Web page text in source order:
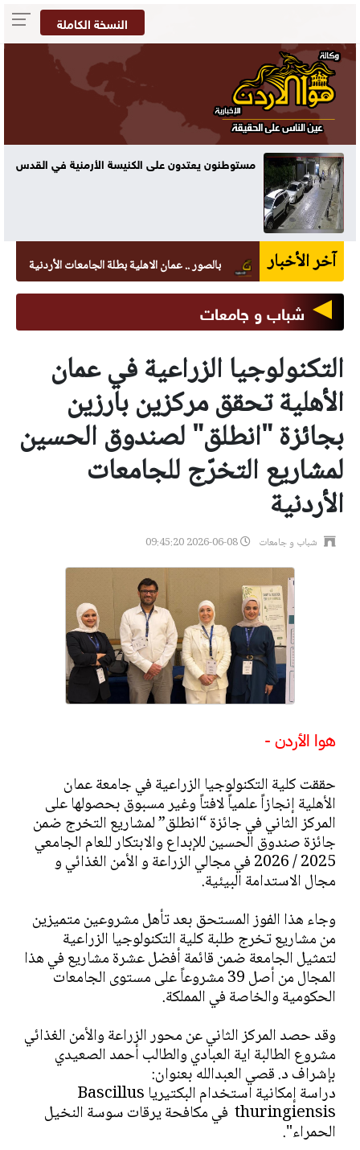
النسخة الكاملة
مستوطنون يعتدون على الكنيسة الأرمنية في القدس
آخر الأخبار بالصور .. عمان الاهلية بطلة الجامعات الأردنية في
شباب و جامعات
التكنولوجيا الزراعية في عمان
الأهلية تحقق مركزين بارزين
بجائزة "انطلق" لصندوق الحسين
لمشاريع التخرّج للجامعات
الأردنية
شباب و جامعات
هوا الأردن -
حققت كلية التكنولوجيا الزراعية في جامعة عمان
الأهلية إنجازاً علمياً لافتاً وغير مسبوق بحصولها على
المركز الثاني في جائزة “انطلق” لمشاريع التخرج ضمن
جائزة صندوق الحسين للإبداع والابتكار للعام الجامعي
2025 / 2026 في مجالي الزراعة و الأمن الغذائي و
مجال الاستدامة البيئية.
وجاء هذا الفوز المستحق بعد تأهل مشروعين متميزين
من مشاريع تخرج طلبة كلية التكنولوجيا الزراعية
لتمثيل الجامعة ضمن قائمة أفضل عشرة مشاريع في هذا
المجال من أصل 39 مشروعاً على مستوى الجامعات
الحكومية والخاصة في المملكة.
وقد حصد المركز الثاني عن محور الزراعة والأمن الغذائي
مشروع الطالبة اية العبادي والطالب أحمد الصعيدي
بإشراف د. قصي العبدالله بعنوان:
دراسة إمكانية استخدام البكتيريا Bascillus
thuringiensis في مكافحة يرقات سوسة النخيل
الحمراء".